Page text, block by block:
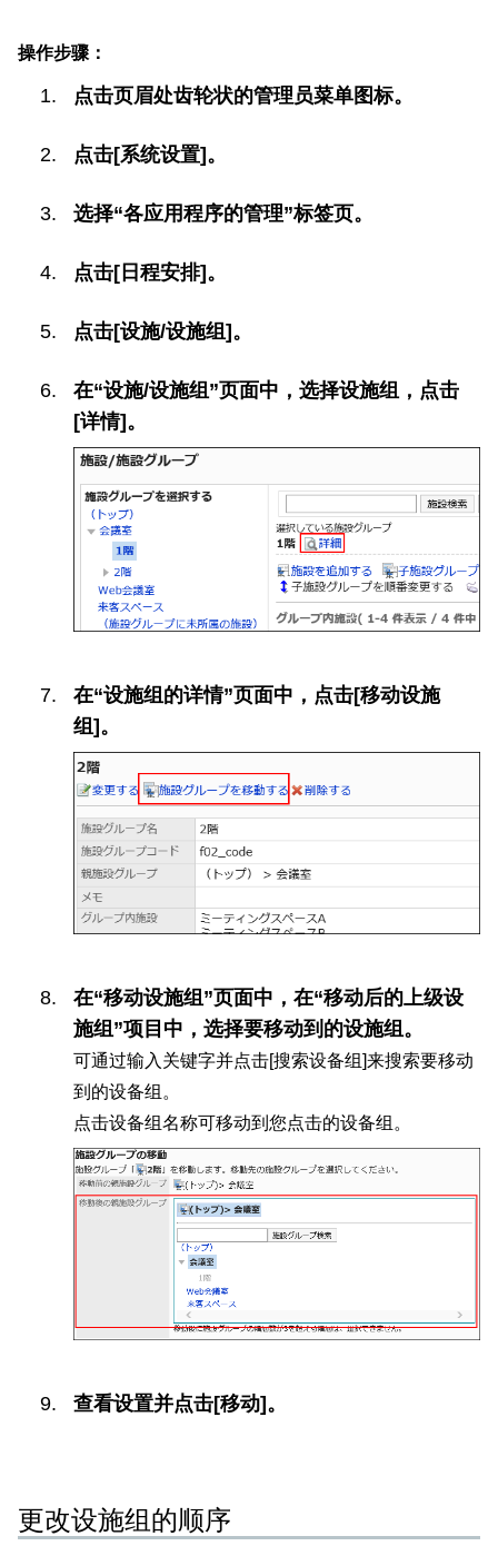
操作步骤：
点击页眉处齿轮状的管理员菜单图标。
点击[系统设置]。
选择“各应用程序的管理”标签页。
点击[日程安排]。
点击[设施/设施组]。
在“设施/设施组”页面中，选择设施组，点击
[详情]。
在“设施组的详情”页面中，点击[移动设施
组]。
在“移动设施组”页面中，在“移动后的上级设
施组”项目中，选择要移动到的设施组。
可通过输入关键字并点击[搜索设备组]来搜索要移动
到的设备组。
点击设备组名称可移动到您点击的设备组。
查看设置并点击[移动]。
更改设施组的顺序